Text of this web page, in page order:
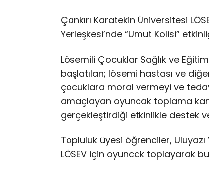
Çankırı Karatekin Üniversitesi
Yerleşkesi’nde “Umut Kolisi”
Lösemili Çocuklar Sağlık ve
başlatılan; lösemi hastası ve
çocuklara moral vermeyi ve
amaçlayan oyuncak toplama
gerçekleştirdiği etkinlikle destek
Topluluk üyesi öğrenciler,
LÖSEV için oyuncak toplayarak